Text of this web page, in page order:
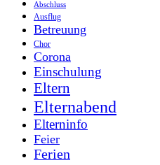
Abschluss
Ausflug
Betreuung
Chor
Corona
Einschulung
Eltern
Elternabend
Elterninfo
Feier
Ferien